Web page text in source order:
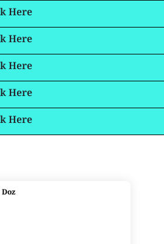
k Here
Here
Here
Here
Here